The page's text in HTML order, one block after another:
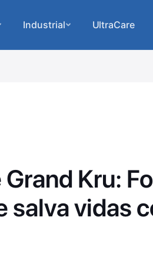
Industrial UltraCare
Kru:
salva vidas